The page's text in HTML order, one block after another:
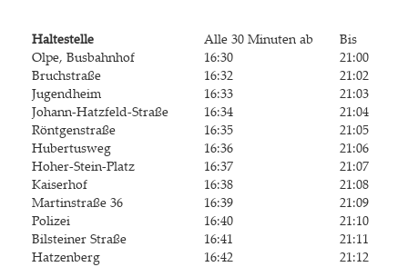
Hal­te­stel­le Alle 30 Minu­ten ab
Bis
Olpe, Bus­bahn­hof
16:30
21:00
Bruch­stra­ße
16:32
21:02
Jugend­heim
16:33
21:03
Johann-Hatz­feld-Stra­ße
16:34
21:04
Rönt­gen­stra­ße
16:35
21:05
Huber­tus­weg
16:36
21:06
Hoher-Stein-Platz
16:37
21:07
Kai­ser­hof
16:38
21:08
Mar­tin­stra­ße 36
16:39
21:09
Poli­zei
16:40
21:10
Bil­stei­ner Straße
16:41
21:11
Hat­zen­berg
16:42
21:12